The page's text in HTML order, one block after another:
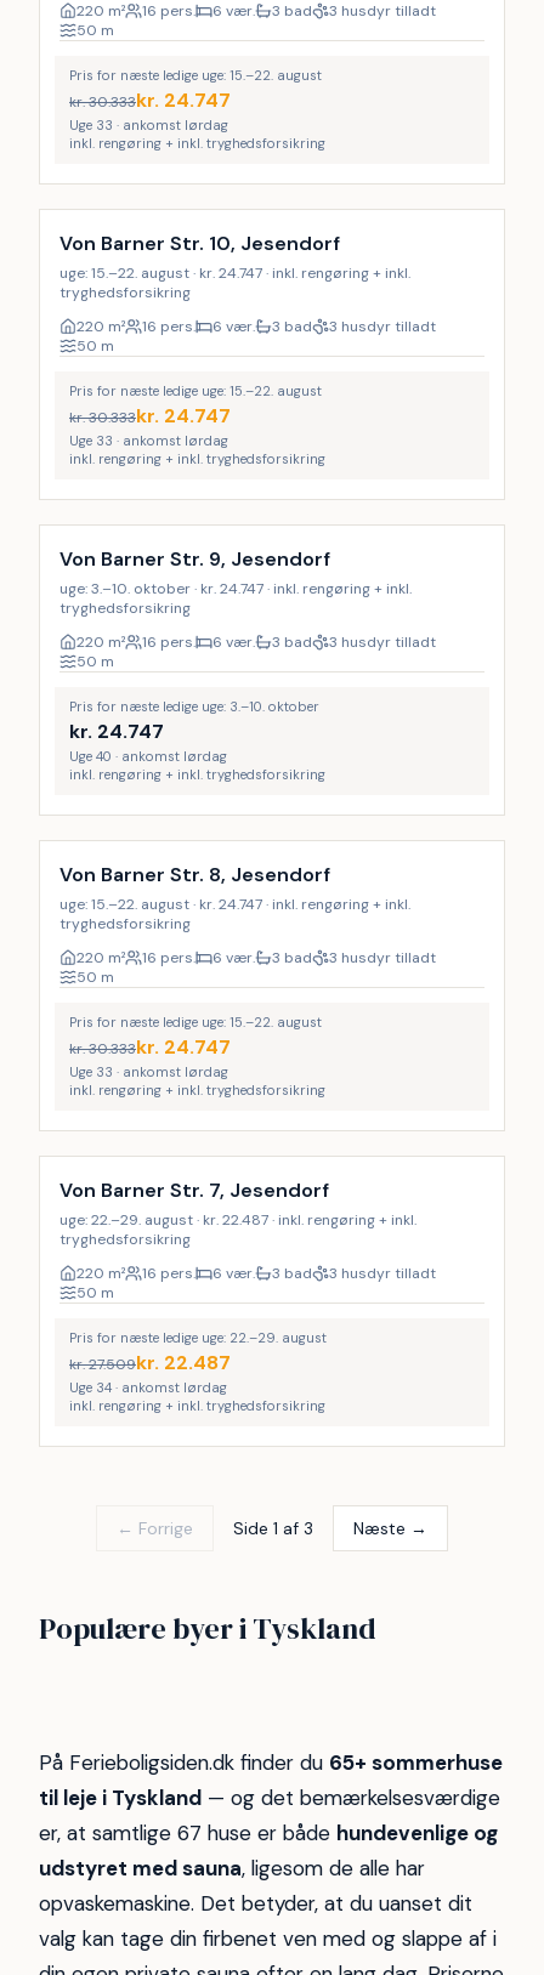
220 m² 16 pers. 6 vær. 3 bad
3 husdyr tilladt
50 m
Pris for næste ledige uge: 15.–22. august
kr.30.333kr. 24.747
Uge 33 · ankomst lørdag
inkl. rengøring + inkl. tryghedsforsikring
LAST MINUTE
Inkl. rengøring
Von Barner Str. 10, Jesendorf
uge: 15.–22. august · kr. 24.747 · inkl. rengøring + inkl.
tryghedsforsikring
220 m² 16 pers. 6 vær. 3 bad
3 husdyr tilladt
50 m
Pris for næste ledige uge: 15.–22. august
kr.30.333kr. 24.747
Uge 33 · ankomst lørdag
inkl. rengøring + inkl. tryghedsforsikring
Inkl. rengøring
Von Barner Str. 9, Jesendorf
uge: 3.–10. oktober · kr. 24.747 · inkl. rengøring + inkl.
tryghedsforsikring
220 m² 16 pers. 6 vær. 3 bad
3 husdyr tilladt
50 m
Pris for næste ledige uge: 3.–10. oktober
kr. 24.747
Uge 40 · ankomst lørdag
inkl. rengøring + inkl. tryghedsforsikring
LAST MINUTE
Inkl. rengøring
Von Barner Str. 8, Jesendorf
uge: 15.–22. august · kr. 24.747 · inkl. rengøring + inkl.
tryghedsforsikring
220 m² 16 pers. 6 vær. 3 bad
3 husdyr tilladt
50 m
Pris for næste ledige uge: 15.–22. august
kr.30.333kr. 24.747
Uge 33 · ankomst lørdag
inkl. rengøring + inkl. tryghedsforsikring
LAST MINUTE
Inkl. rengøring
Von Barner Str. 7, Jesendorf
uge: 22.–29. august · kr. 22.487 · inkl. rengøring + inkl.
tryghedsforsikring
220 m² 16 pers. 6 vær. 3 bad
3 husdyr tilladt
50 m
Pris for næste ledige uge: 22.–29. august
kr.27.509kr. 22.487
Uge 34 · ankomst lørdag
inkl. rengøring + inkl. tryghedsforsikring
← Forrige Side 1 af 3 Næste →
Populære byer i Tyskland
33 13
Jesendorf Krakow am See
På Ferieboligsiden.dk finder du 65+ sommerhuse
til leje i Tyskland — og det bemærkelsesværdige
er, at samtlige 67 huse er både hundevenlige og
udstyret med sauna, ligesom de alle har
opvaskemaskine. Det betyder, at du uanset dit
valg kan tage din firbenet ven med og slappe af i